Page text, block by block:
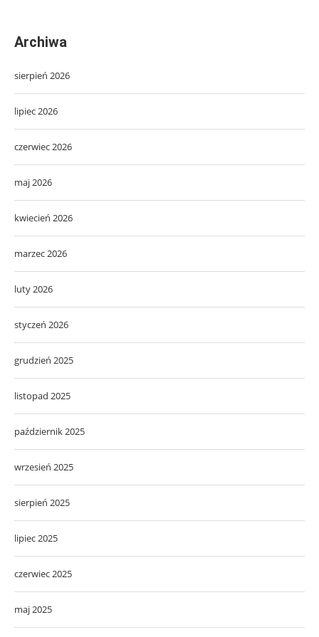
Archiwa
sierpień 2026
lipiec 2026
czerwiec 2026
maj 2026
kwiecień 2026
marzec 2026
luty 2026
styczeń 2026
grudzień 2025
listopad 2025
październik 2025
wrzesień 2025
sierpień 2025
lipiec 2025
czerwiec 2025
maj 2025